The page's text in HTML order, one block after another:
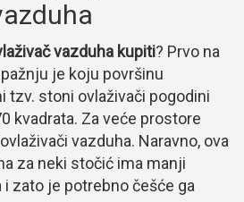
vazduha kupiti? Prvo na
je koju površinu
tzv. stoni ovlaživači pogodini
kvadrata. Za veće prostore
vazduha. Naravno, ova
za neki stočić ima manji
zato je potrebno češće ga